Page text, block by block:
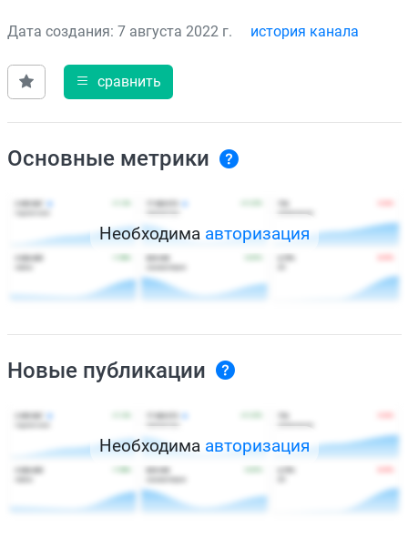
Дата создания: 7 августа 2022 г. история канала
сравнить
Основные метрики
Необходима авторизация
Новые публикации
Необходима авторизация